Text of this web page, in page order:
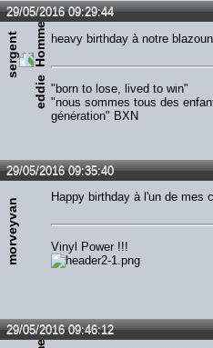
29/05/2016 09:29:44
s
e
r
g
e
n
t
e
d
d
i
e
heavy birthday à notre
"born to lose, lived to win"
"nous sommes tous des
génération" BXN
29/05/2016 09:35:40
morveyvan
Happy birthday à l'un de mes
Vinyl Power !!!
29/05/2016 09:46:12